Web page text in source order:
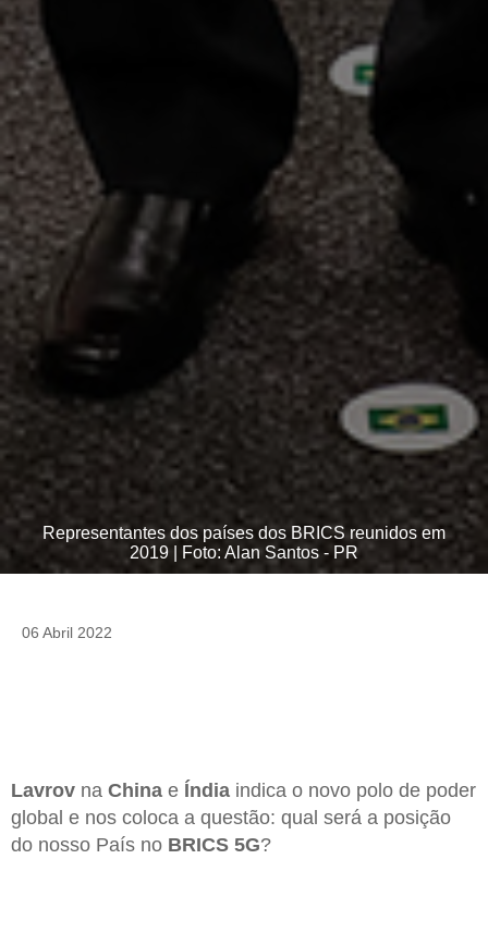
Representantes dos países dos BRICS reunidos em
2019 | Foto: Alan Santos - PR
06 Abril 2022
Lavrov na China e Índia indica o novo polo de poder
global e nos coloca a questão: qual será a posição
do nosso País no BRICS 5G?